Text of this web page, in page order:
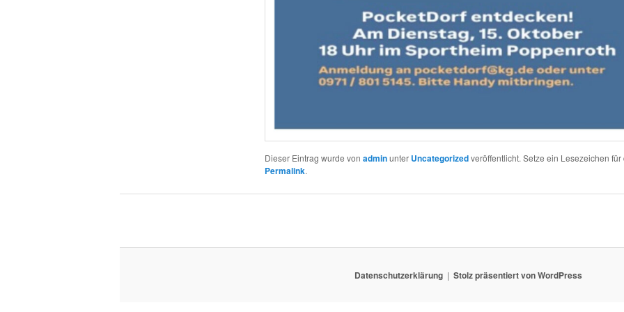
Dieser Eintrag wurde von adminunter Uncategorizedveröffentlicht. Setze ein Lesezeichen für
Permalink.
Datenschutzerklärung Stolz präsentiert von WordPress